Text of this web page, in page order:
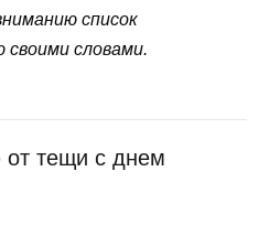
список
своими словами.
от тещи с днем